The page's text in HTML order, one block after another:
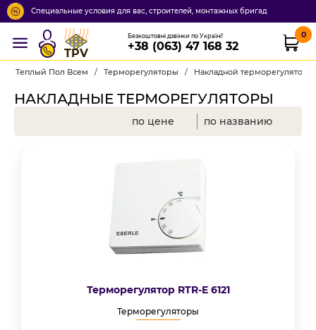
Специальные условия для вас, строителей, монтажных бригад
TPV
Безкоштовні дзвінки по Україні!
+38 (063) 47 168 32
0
Теплый Пол Всем / Терморегуляторы / Накладной терморегулятор
НАКЛАДНЫЕ ТЕРМОРЕГУЛЯТОРЫ
по цене по названию
Терморегулятор RTR-E 6121
Терморегуляторы